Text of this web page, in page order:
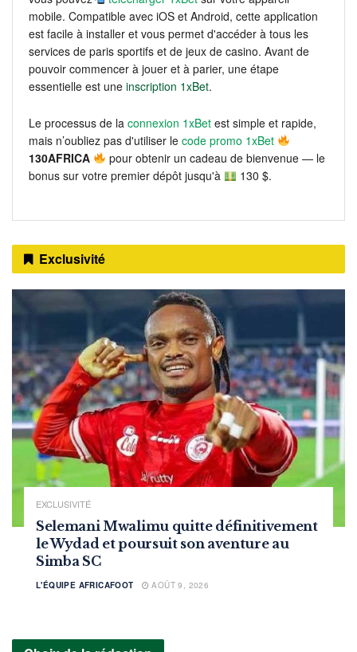
mobile. Compatible avec iOS et Android, cette application
est facile à installer et vous permet d'accéder à tous les
services de paris sportifs et de jeux de casino. Avant de
pouvoir commencer à jouer et à parier, une étape
essentielle est une inscription 1xBet.
Le processus de la connexion 1xBet est simple et rapide,
mais n’oubliez pas d'utiliser le code promo 1xBet
130AFRICA
pour obtenir un cadeau de bienvenue — le
bonus sur votre premier dépôt jusqu'à
130 $.
Exclusivité
EXCLUSIVITÉ
Selemani Mwalimu quitte définitivement
le Wydad et poursuit son aventure au
Simba SC
L'ÉQUIPE AFRICAFOOT AOÛT 9, 2026